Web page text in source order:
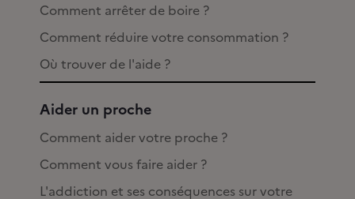
Comment arrêter de boire ?
Comment réduire votre consommation ?
Où trouver de l'aide ?
Aider un proche
Comment aider votre proche ?
Comment vous faire aider ?
L'addiction et ses conséquences sur votre